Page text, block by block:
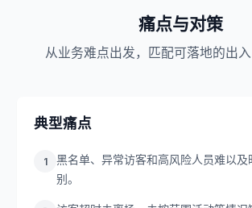
痛点与对策
从业务难点出发，匹配可落地的出
典型痛点
1
黑名单、异常访客和高风险人员难以及
别。